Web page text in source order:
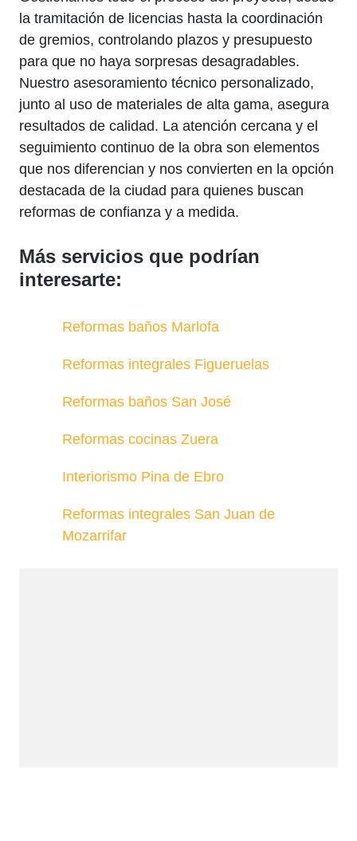
la tramitación de licencias hasta la coordinación
de gremios, controlando plazos y presupuesto
para que no haya sorpresas desagradables.
Nuestro asesoramiento técnico personalizado,
junto al uso de materiales de alta gama, asegura
resultados de calidad. La atención cercana y el
seguimiento continuo de la obra son elementos
que nos diferencian y nos convierten en la opción
destacada de la ciudad para quienes buscan
reformas de confianza y a medida.
Más servicios que podrían
interesarte:
Reformas baños Marlofa
Reformas integrales Figueruelas
Reformas baños San José
Reformas cocinas Zuera
Interiorismo Pina de Ebro
Reformas integrales San Juan de
Mozarrifar